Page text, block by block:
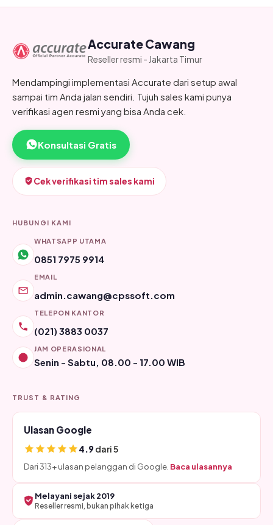
Accurate Cawang
Reseller resmi - Jakarta Timur
Mendampingi implementasi Accurate dari setup awal
sampai tim Anda jalan sendiri. Tujuh sales kami punya
verifikasi agen resmi yang bisa Anda cek.
Konsultasi Gratis
Cek verifikasi tim sales kami
HUBUNGI KAMI
WHATSAPP UTAMA
0851 7975 9914
EMAIL
admin.cawang@cpssoft.com
TELEPON KANTOR
(021) 3883 0037
JAM OPERASIONAL
Senin - Sabtu, 08.00 - 17.00 WIB
TRUST & RATING
Ulasan Google
4.9dari 5
Dari 313+ ulasan pelanggan di Google. Baca ulasannya
Melayani sejak 2019
Reseller resmi, bukan pihak ketiga